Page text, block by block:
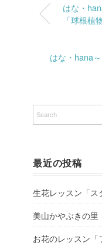
はな・
「球根植
はな・hana
最近の投稿
生花レッスン「ス
美山かやぶきの里
お花のレッスン「